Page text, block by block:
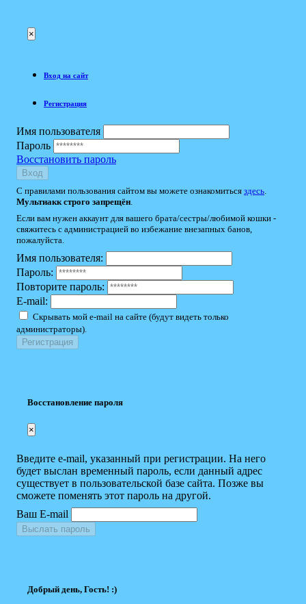
×
Вход на сайт
Регистрация
Имя пользователя
Пароль
Восстановить пароль
Вход
С правилами пользования сайтом вы можете ознакомиться здесь
Мультиакк строго запрещён
Если вам нужен аккаунт для вашего брата/сестры/любимой кошки -
свяжитесь с администрацией во избежание внезапных банов,
пожалуйста.
Имя пользователя:
Пароль:
Повторите пароль:
E-mail:
Скрывать мой e-mail на сайте (будут видеть только
администраторы).
Восстановление пароля
×
Введите e-mail, указанный при регистрации. На него
будет выслан временный пароль, если данный адрес
существует в пользовательской базе сайта. Позже вы
сможете поменять этот пароль на другой.
Ваш E-mail
Выслать пароль
Добрый день, Гость! :)